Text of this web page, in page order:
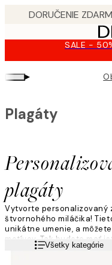
SALE -
▸
plagáty
Plagáty
Vytvorte personalizovaný
štvornohého miláčika!
unikátne umenie, a
motívov. Tak budete mať
Zvoľte si obľúbený motív
Viac informáciíVšetky kategórie